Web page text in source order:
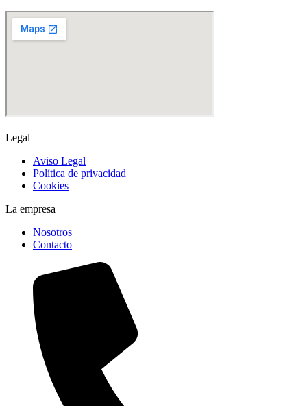
Legal
Aviso Legal
Política de privacidad
Cookies
La empresa
Nosotros
Contacto